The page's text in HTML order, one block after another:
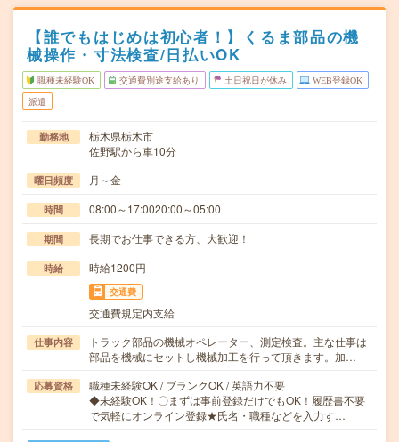
【誰でもはじめは初心者！】くるま部品の機
械操作・寸法検査/日払いOK
職種未経験OK 交通費別途支給あり 土日祝日が休み WEB登録OK
派遣
勤務地
栃木県栃木市
佐野駅から車10分
曜日頻度 月～金
時間 08:00～17:0020:00～05:00
期間 長期でお仕事できる方、大歓迎！
時給 時給1200円
交通費
交通費規定内支給
仕事内容
トラック部品の機械オペレーター、測定検査。主な仕事は
部品を機械にセットし機械加工を行って頂きます。加…
応募資格
職種未経験OK / ブランクOK / 英語力不要
◆未経験OK！〇まずは事前登録だけでもOK！履歴書不要
で気軽にオンライン登録★氏名・職種などを入力す…